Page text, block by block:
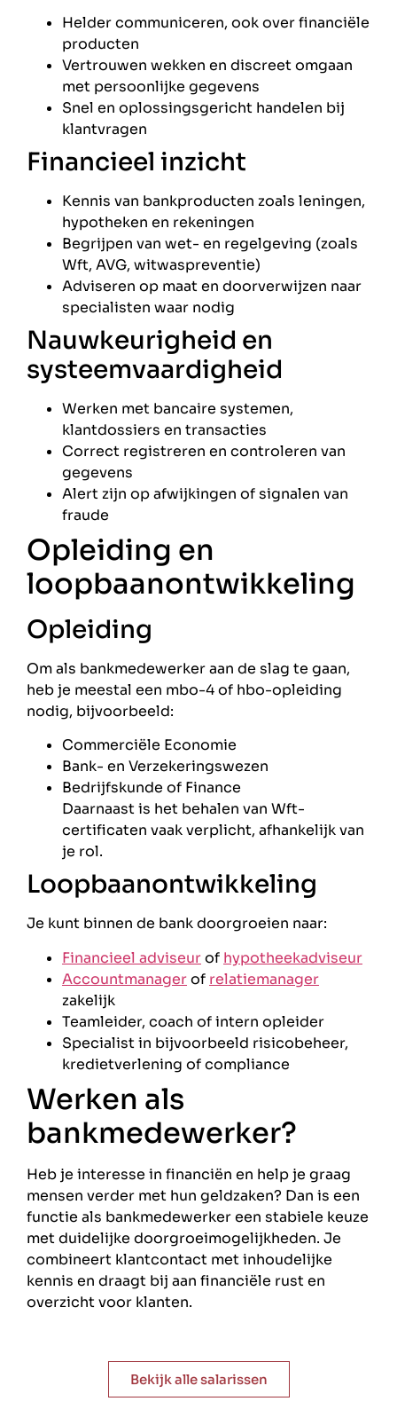
Helder communiceren, ook over financiële
producten
Vertrouwen wekken en discreet omgaan
met persoonlijke gegevens
Snel en oplossingsgericht handelen bij
klantvragen
Financieel inzicht
Kennis van bankproducten zoals leningen,
hypotheken en rekeningen
Begrijpen van wet- en regelgeving (zoals
Wft, AVG, witwaspreventie)
Adviseren op maat en doorverwijzen naar
specialisten waar nodig
Nauwkeurigheid en
systeemvaardigheid
Werken met bancaire systemen,
klantdossiers en transacties
Correct registreren en controleren van
gegevens
Alert zijn op afwijkingen of signalen van
fraude
Opleiding en
loopbaanontwikkeling
Opleiding
Om als bankmedewerker aan de slag te gaan,
heb je meestal een mbo-4 of hbo-opleiding
nodig, bijvoorbeeld:
Commerciële Economie
Bank- en Verzekeringswezen
Bedrijfskunde of Finance
Daarnaast is het behalen van Wft-
certificaten vaak verplicht, afhankelijk van
je rol.
Loopbaanontwikkeling
Je kunt binnen de bank doorgroeien naar:
Financieel adviseurof hypotheekadviseur
Accountmanagerof relatiemanager
zakelijk
Teamleider, coach of intern opleider
Specialist in bijvoorbeeld risicobeheer,
kredietverlening of compliance
Werken als
bankmedewerker?
Heb je interesse in financiën en help je graag
mensen verder met hun geldzaken? Dan is een
functie als bankmedewerker een stabiele keuze
met duidelijke doorgroeimogelijkheden. Je
combineert klantcontact met inhoudelijke
kennis en draagt bij aan financiële rust en
overzicht voor klanten.
Bekijk alle salarissen